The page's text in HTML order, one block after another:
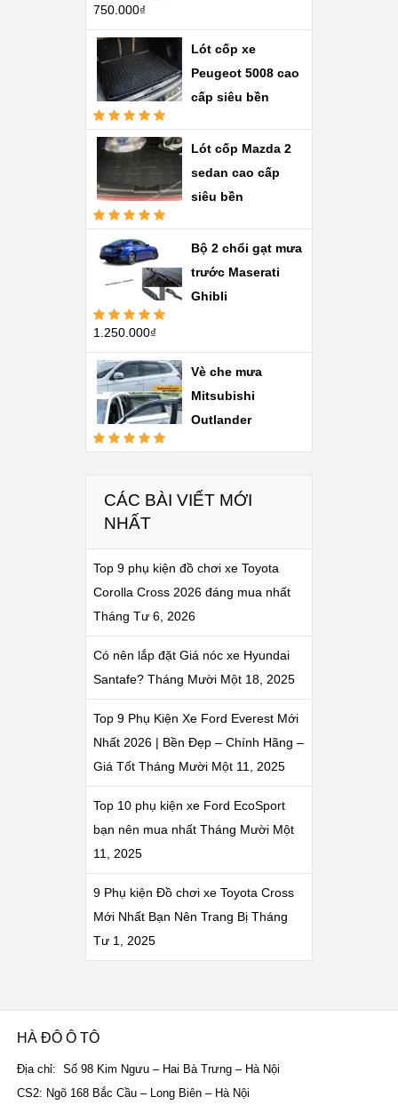
Được xếp
sao
750.000₫
Lót cốp xe
Peugeot 5008 cao
cấp siêu bền
Được xếp
hạng5.00 5
sao
Lót cốp Mazda 2
sedan cao cấp
siêu bền
Được xếp
hạng5.005
sao
Bộ 2 chổi gạt mưa
trước Maserati
Ghibli
Được xếp
sao
1.250.000₫
Vè che mưa
Mitsubishi
Outlander
Được xếp
CÁC BÀI VIẾT MỚI
NHẤT
Top 9 phụ kiện đồ chơi xe Toyota
Corolla Cross 2026 đáng mua nhất
Tháng Tư 6, 2026
Có nên lắp đặt Giá nóc xe Hyundai
Santafe? Tháng Mười Một 18, 2025
Top 9 Phụ Kiện Xe Ford Everest Mới
Nhất 2026 | Bền Đẹp – Chính Hãng –
Giá Tốt Tháng Mười Một 11, 2025
Top 10 phụ kiện xe Ford EcoSport
bạn nên mua nhất Tháng Mười Một
11, 2025
9 Phụ kiện Đồ chơi xe Toyota Cross
Mới Nhất Bạn Nên Trang Bị Tháng
Tư 1, 2025
HÀ ĐÔ Ô TÔ
Địa chỉ: Số 98 Kim Ngưu – Hai Bà Trưng – Hà Nội
CS2: Ngõ 168 Bắc Cầu – Long Biên – Hà Nội